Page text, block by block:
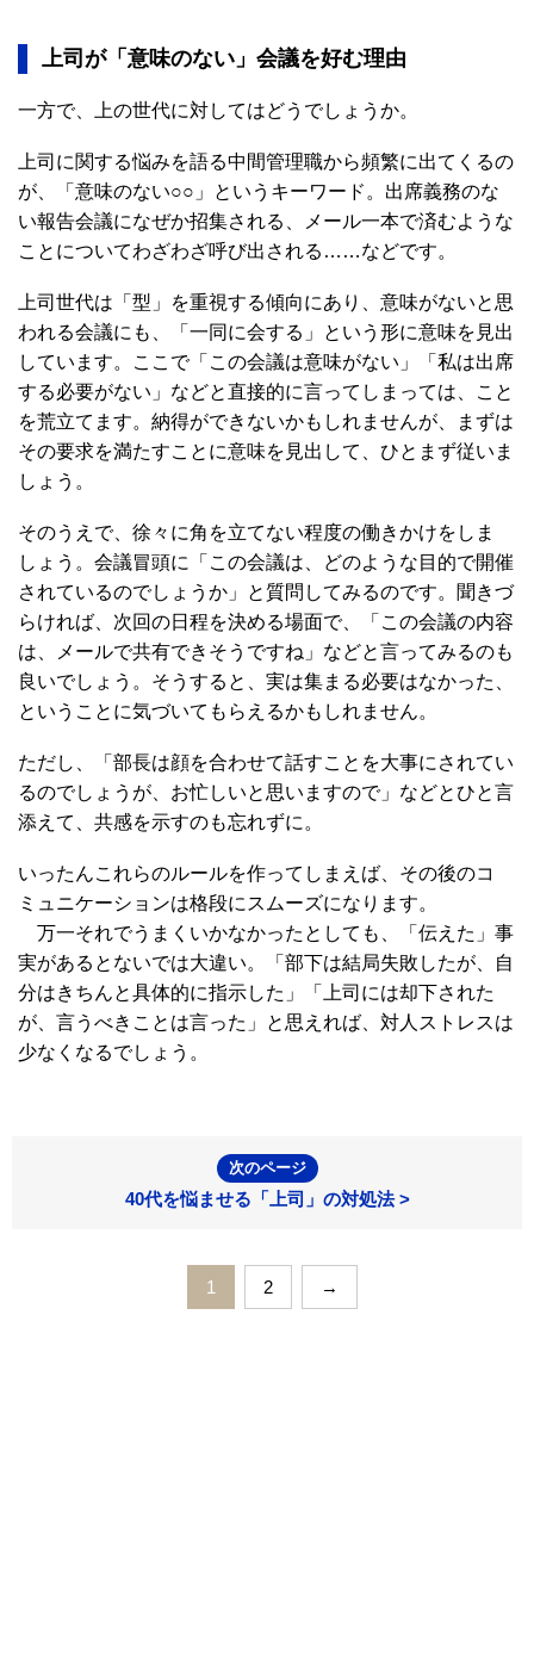
上司が「意味のない」会議を好む理由
一方で、上の世代に対してはどうでしょうか。
上司に関する悩みを語る中間管理職から頻繁に出てくるの
が、「意味のない○○」というキーワード。出席義務のな
い報告会議になぜか招集される、メール一本で済むような
ことについてわざわざ呼び出される……などです。
上司世代は「型」を重視する傾向にあり、意味がないと思
われる会議にも、「一同に会する」という形に意味を見出
しています。ここで「この会議は意味がない」「私は出席
する必要がない」などと直接的に言ってしまっては、こと
を荒立てます。納得ができないかもしれませんが、まずは
その要求を満たすことに意味を見出して、ひとまず従いま
しょう。
そのうえで、徐々に角を立てない程度の働きかけをしま
しょう。会議冒頭に「この会議は、どのような目的で開催
されているのでしょうか」と質問してみるのです。聞きづ
らければ、次回の日程を決める場面で、「この会議の内容
は、メールで共有できそうですね」などと言ってみるのも
良いでしょう。そうすると、実は集まる必要はなかった、
ということに気づいてもらえるかもしれません。
ただし、「部長は顔を合わせて話すことを大事にされてい
るのでしょうが、お忙しいと思いますので」などとひと言
添えて、共感を示すのも忘れずに。
いったんこれらのルールを作ってしまえば、その後のコ
ミュニケーションは格段にスムーズになります。
万一それでうまくいかなかったとしても、「伝えた」事
実があるとないでは大違い。「部下は結局失敗したが、自
分はきちんと具体的に指示した」「上司には却下された
が、言うべきことは言った」と思えれば、対人ストレスは
少なくなるでしょう。
次のページ
40代を悩ませる「上司」の対処法 >
1 2 →